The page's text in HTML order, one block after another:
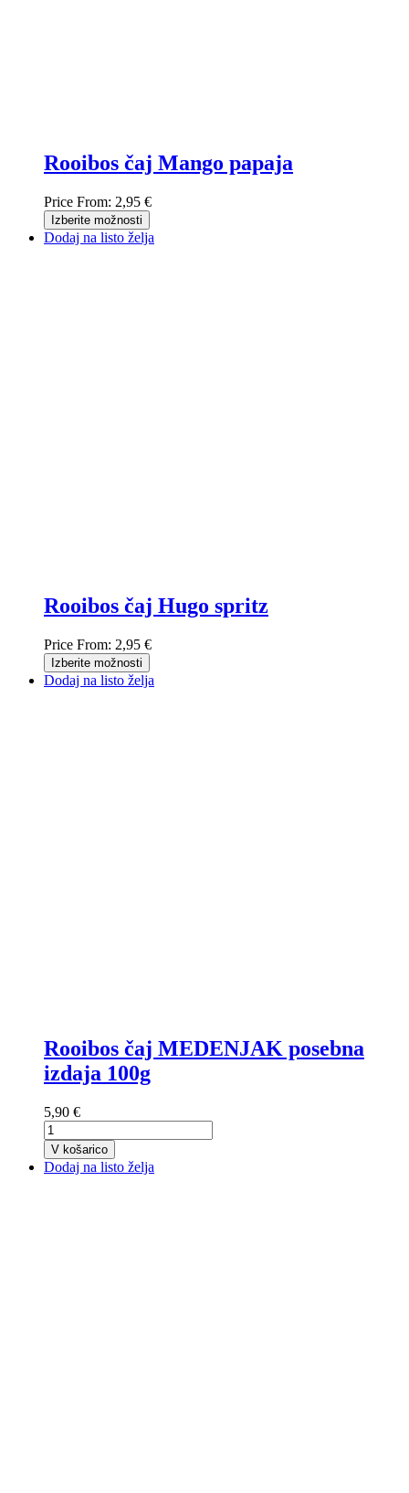
Rooibos čaj Mango papaja
Price From: 2,95 €
Izberite možnosti
Dodaj na listo želja
Rooibos čaj Hugo spritz
Price From: 2,95 €
Izberite možnosti
Dodaj na listo želja
Rooibos čaj MEDENJAK posebna
izdaja 100g
5,90 €
V košarico
Dodaj na listo želja